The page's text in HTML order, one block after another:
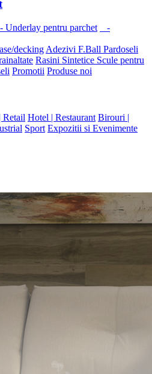
Underlay pentru parchet
-
decking Adezivi F.Ball Pardoseli
Rasini Sintetice Scule pentru
Promotii Produse noi
Retail Hotel | Restaurant Birouri |
Sport Expozitii si Evenimente